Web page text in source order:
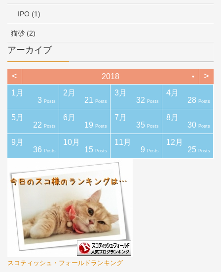
IPO (1)
猫砂 (2)
アーカイブ
< 2018 ▼ >
1月
3 Posts
2月
21 Posts
3月
32 Posts
4月
28 Posts
5月
22 Posts
6月
19 Posts
7月
35 Posts
8月
30 Posts
9月
36 Posts
10月
15 Posts
11月
9 Posts
12月
25 Posts
スコティッシュ・フォールドランキング